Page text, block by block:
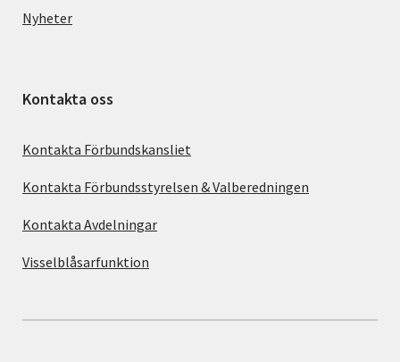
Nyheter
Kontakta oss
Kontakta Förbundskansliet
Kontakta Förbundsstyrelsen & Valberedningen
Kontakta Avdelningar
Visselblåsarfunktion